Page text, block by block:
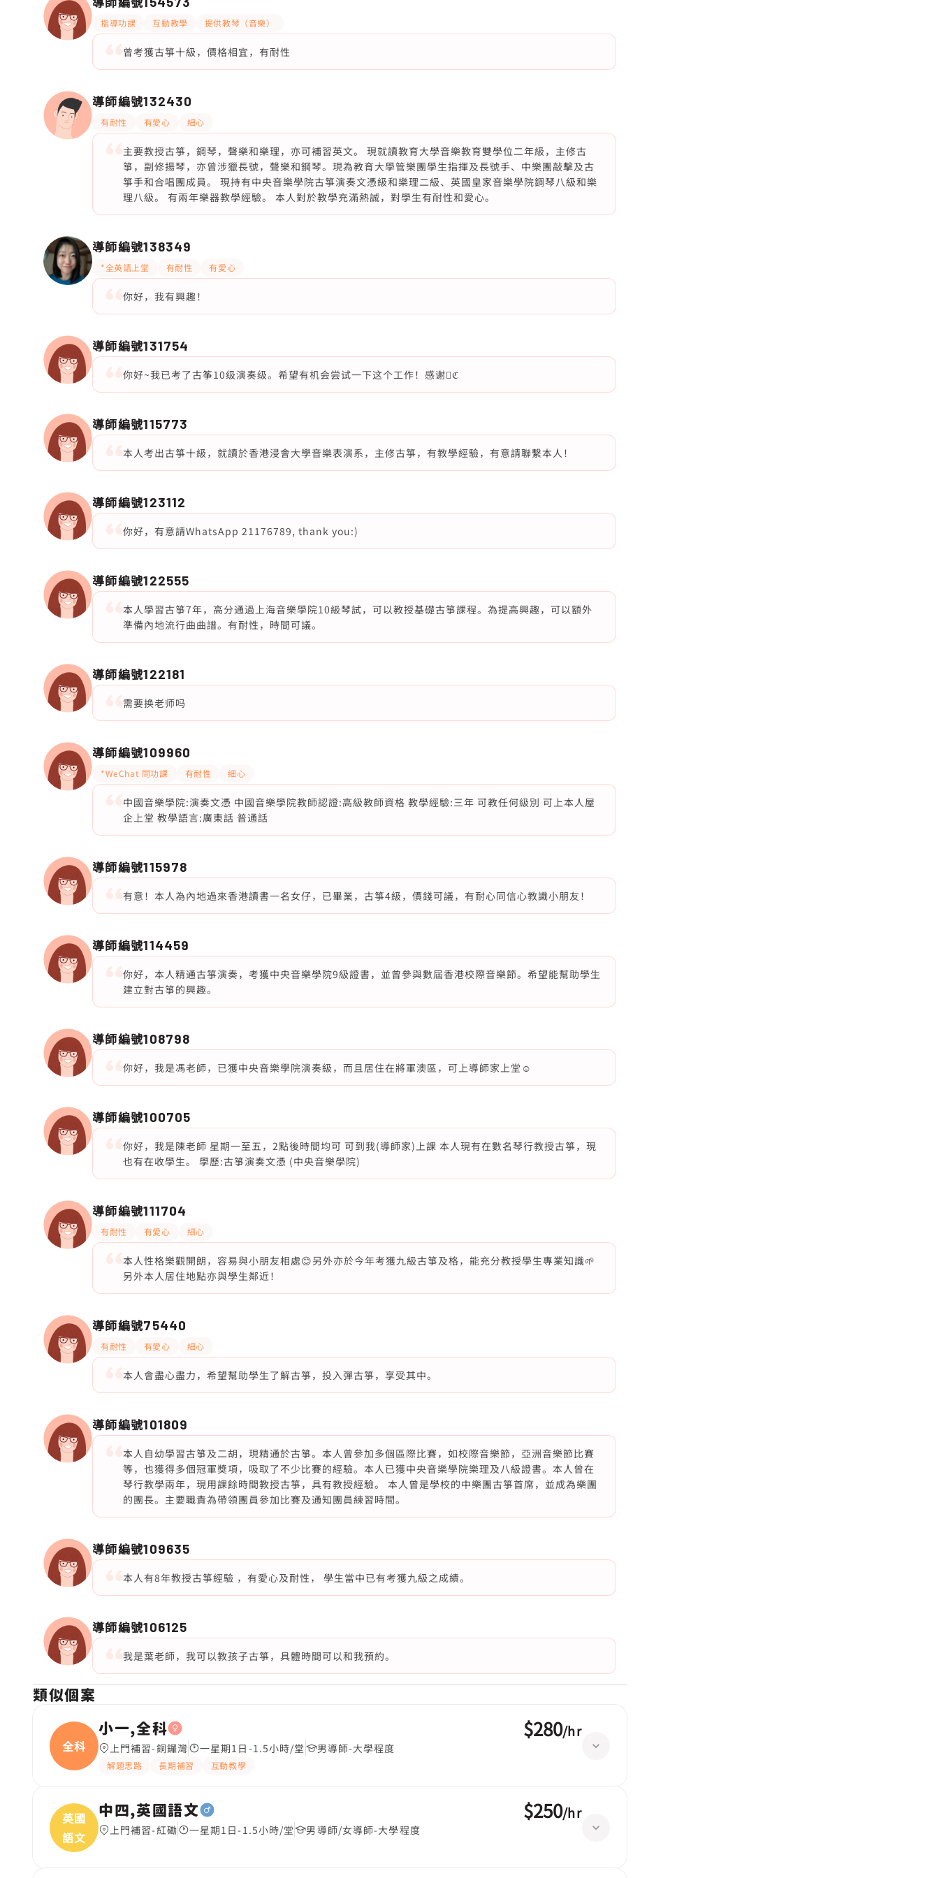
指導功課 互動教學 提供教琴（音樂）
曾考獲古箏十級，價格相宜，有耐性
導師編號132430
有耐性 有愛心 細心
主要教授古箏，鋼琴，聲樂和樂理，亦可補習英文。 現就讀教育大學音樂教育雙學位二年級，主修古
箏，副修揚琴，亦曾涉獵長號，聲樂和鋼琴。現為教育大學管樂團學生指揮及長號手、中樂團敲擊及古
箏手和合唱團成員。 現持有中央音樂學院古箏演奏文憑級和樂理二級、英國皇家音樂學院鋼琴八級和樂
理八級。 有兩年樂器教學經驗。 本人對於教學充滿熱誠，對學生有耐性和愛心。
導師編號138349
*全英語上堂 有耐性 有愛心
你好，我有興趣！
導師編號131754
你好~我已考了古筝10级演奏级。希望有机会尝试一下这个工作！感谢񧝧ℭ
導師編號115773
本人考出古箏十級，就讀於香港浸會大學音樂表演系，主修古箏，有教學經驗，有意請聯繫本人！
導師編號123112
你好，有意請WhatsApp 21176789, thank you:)
導師編號122555
本人學習古箏7年，高分通過上海音樂學院10級琴試，可以教授基礎古箏課程。為提高興趣，可以額外
準備內地流行曲曲譜。有耐性，時間可議。
導師編號122181
需要换老师吗
導師編號109960
*WeChat 問功課 有耐性 細心
中國音樂學院:演奏文憑 中國音樂學院教師認證:高級教師資格 教學經驗:三年 可教任何級別 可上本人屋
企上堂 教學語言:廣東話 普通話
導師編號115978
有意！本人為內地過來香港讀書一名女仔，已畢業，古箏4級，價錢可議，有耐心同信心教識小朋友！
導師編號114459
你好，本人精通古箏演奏，考獲中央音樂學院9級證書，並曾參與數屆香港校際音樂節。希望能幫助學生
建立對古箏的興趣。
導師編號108798
你好，我是馮老師，已獲中央音樂學院演奏級，而且居住在將軍澳區，可上導師家上堂☺️
導師編號100705
你好，我是陳老師 星期一至五，2點後時間均可 可到我(導師家)上課 本人現有在數名琴行教授古箏，現
也有在收學生。 學歷:古箏演奏文憑 (中央音樂學院)
導師編號111704
有耐性 有愛心 細心
本人性格樂觀開朗，容易與小朋友相處😊另外亦於今年考獲九級古箏及格，能充分教授學生專業知識🌱
另外本人居住地點亦與學生鄰近！
導師編號75440
有耐性 有愛心 細心
本人會盡心盡力，希望幫助學生了解古箏，投入彈古箏，享受其中。
導師編號101809
本人自幼學習古箏及二胡，現精通於古箏。本人曾參加多個區際比賽，如校際音樂節，亞洲音樂節比賽
等，也獲得多個冠軍獎項，吸取了不少比賽的經驗。本人已獲中央音樂學院樂理及八級證書。本人曾在
琴行教學兩年，現用課餘時間教授古箏，具有教授經驗。 本人曾是學校的中樂團古箏首席，並成為樂團
的團長。主要職責為帶領團員參加比賽及通知團員練習時間。
導師編號109635
本人有8年教授古箏經驗 ，有愛心及耐性， 學生當中已有考獲九級之成績。
導師編號106125
我是葉老師，我可以教孩子古箏，具體時間可以和我預約。
類似個案
全科
小一,全科
上門補習-銅鑼灣 一星期1日-1.5小時/堂 男導師-大學程度
解題思路 長期補習 互動教學
$280/hr
英國
語文
中四,英國語文
上門補習-紅磡 一星期1日-1.5小時/堂 男導師/女導師-大學程度
$250/hr